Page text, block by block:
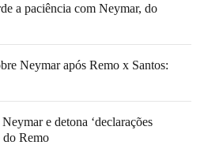
a paciência com Neymar, do
Neymar após Remo x Santos:
e detona ‘declarações
do Remo